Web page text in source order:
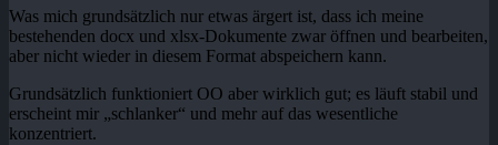
Was mich grundsätzlich nur etwas ärgert ist, dass ich meine
bestehenden docx und xlsx-Dokumente zwar öffnen und bearbeiten,
aber nicht wieder in diesem Format abspeichern kann.
Grundsätzlich funktioniert OO aber wirklich gut; es läuft stabil und
erscheint mir „schlanker“ und mehr auf das wesentliche
konzentriert.